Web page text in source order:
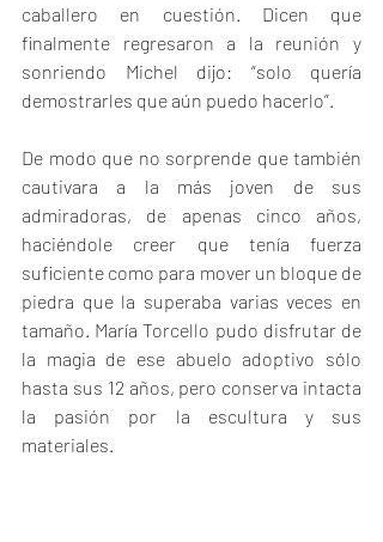
caballero en cuestión. Dicen que
finalmente regresaron a la reunión y
sonriendo Michel dijo: “solo quería
demostrarles que aún puedo hacerlo”.
De modo que no sorprende que también
cautivara a la más joven de sus
admiradoras, de apenas cinco años,
haciéndole creer que tenía fuerza
suficiente como para mover un bloque de
piedra que la superaba varias veces en
tamaño. María Torcello pudo disfrutar de
la magia de ese abuelo adoptivo sólo
hasta sus 12 años, pero conserva intacta
la pasión por la escultura y sus
materiales.